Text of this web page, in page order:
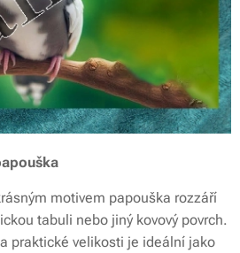
motivem papouška rozzáří
tabuli nebo jiný kovový povrch.
praktické velikosti je ideální jako